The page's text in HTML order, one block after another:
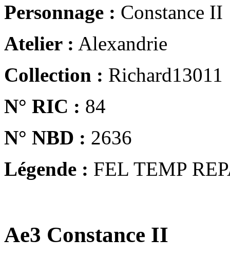
Personnage : Constance II
Atelier : Alexandrie
Collection : Richard13011
N° RIC : 84
N° NBD : 2636
Légende : FEL TEMP
Ae3 Constance II